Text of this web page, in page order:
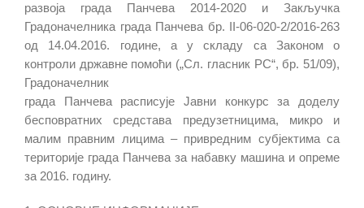
развоја града Панчева 2014-2020 и Закључка
Градоначелника града Панчева бр. II-06-020-2/2016-263
од 14.04.2016. године, а у складу са Законом о
контроли државне помоћи („Сл. гласник РС“, бр. 51/09),
Градоначелник
града Панчева расписује Јавни конкурс за доделу
бесповратних средстава предузетницима, микро и
малим правним лицима – привредним субјектима са
територије града Панчева за набавку машина и опреме
за 2016. годину.